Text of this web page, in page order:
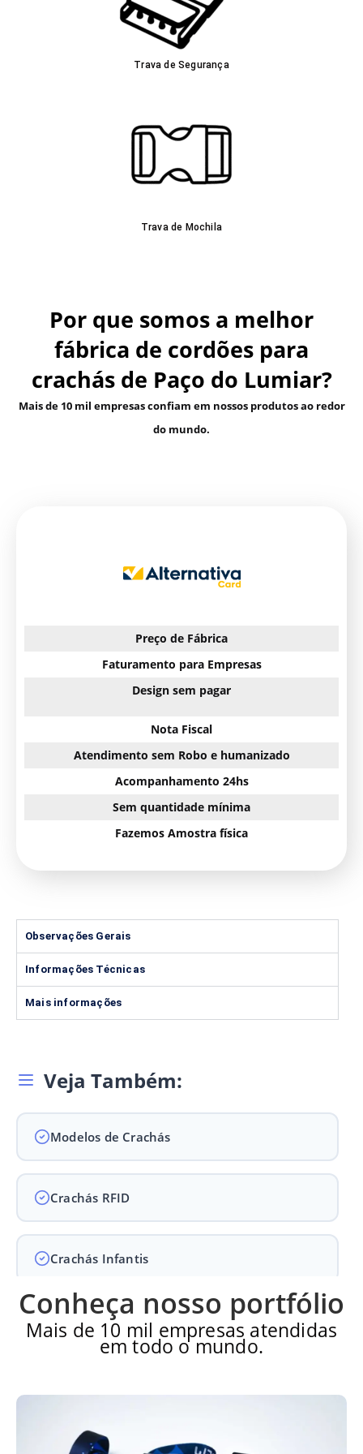
Trava de Segurança
Trava de Mochila
Por que somos a melhor
fábrica de cordões para
crachás de Paço do Lumiar?
Mais de 10 mil empresas confiam em nossos produtos ao redor
do mundo.
Preço de Fábrica
Faturamento para Empresas
Design sem pagar
Nota Fiscal
Atendimento sem Robo e humanizado
Acompanhamento 24hs
Sem quantidade mínima
Fazemos Amostra física
Observações Gerais
Informações Técnicas
Mais informações
Veja Também:
Modelos de Crachás
Crachás RFID
Crachás Infantis
Crachás para Empresas
Perguntas Frequentes
Conheça nosso portfólio
Mais de 10 mil empresas atendidas
em todo o mundo.